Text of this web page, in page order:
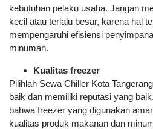
kebutuhan pelaku usaha. Jangan
kecil atau terlalu besar, karena hal
mempengaruhi efisiensi
minuman.
Kualitas freezer
Pilihlah Sewa Chiller Kota
baik dan memiliki reputasi yang
bahwa freezer yang digunakan
kualitas produk makanan dan